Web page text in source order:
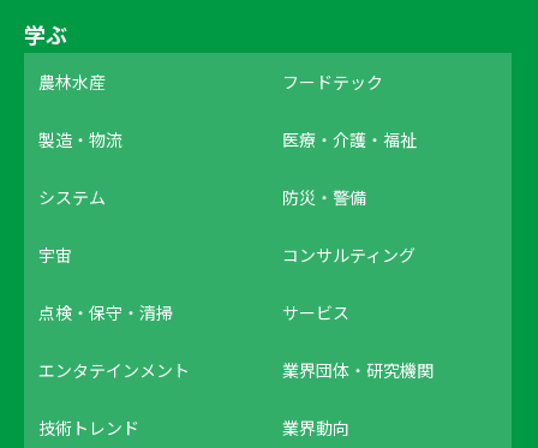
学ぶ
農林水産 フードテック
製造・物流 医療・介護・福祉
システム 防災・警備
宇宙 コンサルティング
点検・保守・清掃 サービス
エンタテインメント 業界団体・研究機関
技術トレンド 業界動向